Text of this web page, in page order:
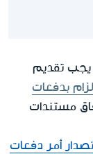
يجب تقديم
إلزام بدفعات
مستندات
أمر دفعات